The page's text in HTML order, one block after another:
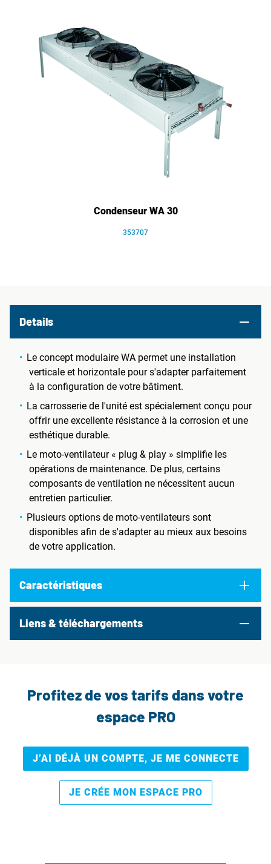
Condenseur WA 30
353707
Details
Le concept modulaire WA permet une installation
verticale et horizontale pour s'adapter parfaitement
à la configuration de votre bâtiment.
La carrosserie de l'unité est spécialement conçu pour
offrir une excellente résistance à la corrosion et une
esthétique durable.
Le moto-ventilateur « plug & play » simplifie les
opérations de maintenance. De plus, certains
composants de ventilation ne nécessitent aucun
entretien particulier.
Plusieurs options de moto-ventilateurs sont
disponibles afin de s'adapter au mieux aux besoins
de votre application.
Caractéristiques
Liens & téléchargements
Profitez de vos tarifs dans votre
espace PRO
J’AI DÉJÀ UN COMPTE, JE ME CONNECTE
JE CRÉE MON ESPACE PRO